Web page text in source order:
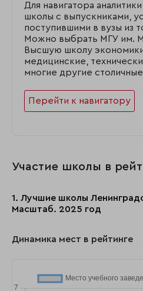
Для навигатора
школы с выпускниками,
поступившими в вузы из
Можно выбрать МГУ им.
Высшую школу
медицинские,
многие другие
Перейти к навигатору
Участие школы в
1. Лучшие школы
Масштаб. 2025 год
Динамика мест в рейтинге